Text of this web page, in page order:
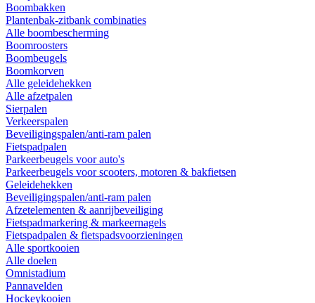
Boombakken
Plantenbak-zitbank combinaties
Alle boombescherming
Boomroosters
Boombeugels
Boomkorven
Alle geleidehekken
Alle afzetpalen
Sierpalen
Verkeerspalen
Beveiligingspalen/anti-ram palen
Fietspadpalen
Parkeerbeugels voor auto's
Parkeerbeugels voor scooters, motoren & bakfietsen
Geleidehekken
Beveiligingspalen/anti-ram palen
Afzetelementen & aanrijbeveiliging
Fietspadmarkering & markeernagels
Fietspadpalen & fietspadsvoorzieningen
Alle sportkooien
Alle doelen
Omnistadium
Pannavelden
Hockeykooien